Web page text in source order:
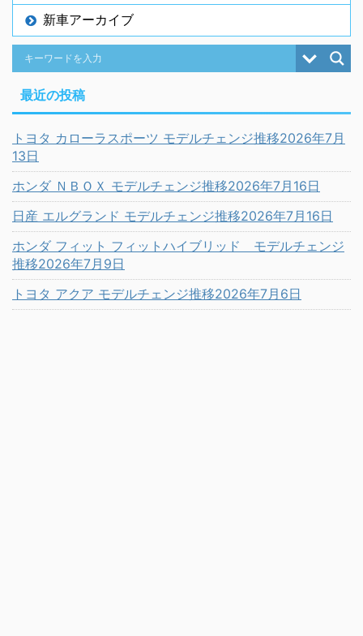
新車アーカイブ
最近の投稿
トヨタ カローラスポーツ モデルチェンジ推移2026年7月
13日
ホンダ ＮＢＯＸ モデルチェンジ推移2026年7月16日
日産 エルグランド モデルチェンジ推移2026年7月16日
ホンダ フィット フィットハイブリッド モデルチェンジ
推移2026年7月9日
トヨタ アクア モデルチェンジ推移2026年7月6日